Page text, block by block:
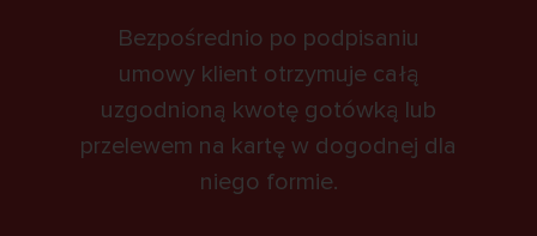
Bezpośrednio po podpisaniu
umowy klient otrzymuje całą
uzgodnioną kwotę gotówką lub
przelewem na kartę w dogodnej dla
niego formie.